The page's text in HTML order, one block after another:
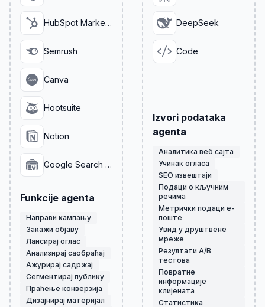
HubSpot Marketing
Semrush
Canva
Hootsuite
Notion
Google Search Console
Funkcije agenta
Направи кампању
Закажи објаву
Лансирај оглас
Анализирај саобраћај
Ажурирај садржај
Сегментирај публику
Праћење конверзија
Дизајнирај материјал
DeepSeek
Code
Izvori podataka
agenta
Аналитика веб сајта
Учинак огласа
SEO извештаји
Подаци о кључним
речима
Метрички подаци е-
поште
Увид у друштвене
мреже
Резултати A/B
тестова
Повратне
информације
клијената
Статистика